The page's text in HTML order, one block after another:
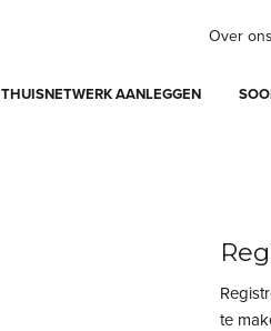
THUISNETWERK AANLEGGEN
Over ons
te